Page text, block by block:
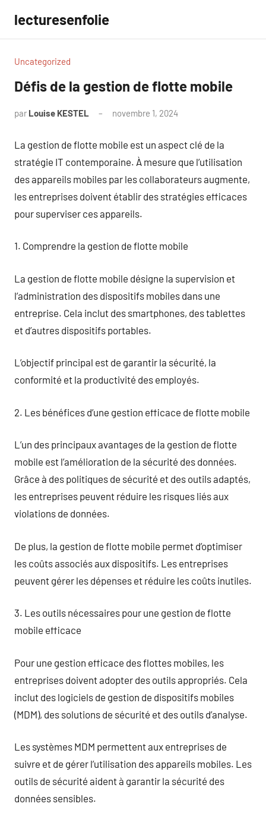
contenu
lecturesenfolie
Uncategorized
Défis de la gestion de flotte mobile
par Louise KESTEL novembre 1, 2024
La gestion de flotte mobile est un aspect clé de la
stratégie IT contemporaine. À mesure que l’utilisation
des appareils mobiles par les collaborateurs augmente,
les entreprises doivent établir des stratégies efficaces
pour superviser ces appareils.
1. Comprendre la gestion de flotte mobile
La gestion de flotte mobile désigne la supervision et
l’administration des dispositifs mobiles dans une
entreprise. Cela inclut des smartphones, des tablettes
et d’autres dispositifs portables.
L’objectif principal est de garantir la sécurité, la
conformité et la productivité des employés.
2. Les bénéfices d’une gestion efficace de flotte mobile
L’un des principaux avantages de la gestion de flotte
mobile est l’amélioration de la sécurité des données.
Grâce à des politiques de sécurité et des outils adaptés,
les entreprises peuvent réduire les risques liés aux
violations de données.
De plus, la gestion de flotte mobile permet d’optimiser
les coûts associés aux dispositifs. Les entreprises
peuvent gérer les dépenses et réduire les coûts inutiles.
3. Les outils nécessaires pour une gestion de flotte
mobile efficace
Pour une gestion efficace des flottes mobiles, les
entreprises doivent adopter des outils appropriés. Cela
inclut des logiciels de gestion de dispositifs mobiles
(MDM), des solutions de sécurité et des outils d’analyse.
Les systèmes MDM permettent aux entreprises de
suivre et de gérer l’utilisation des appareils mobiles. Les
outils de sécurité aident à garantir la sécurité des
données sensibles.